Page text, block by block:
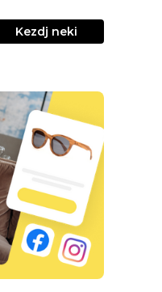
Kezdj neki